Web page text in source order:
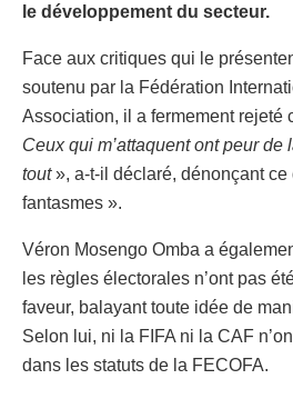
le développement du secteur.
Face aux critiques qui le
soutenu par la Fédération
Association, il a fermement rejeté
Ceux qui m’attaquent ont peur de
tout», a-t-il déclaré, dénonçant ce
fantasmes ».
Véron Mosengo Omba a
les règles électorales n’ont pas
faveur, balayant toute idée de
Selon lui, ni la FIFA ni la CAF
dans les statuts de la FECOFA.